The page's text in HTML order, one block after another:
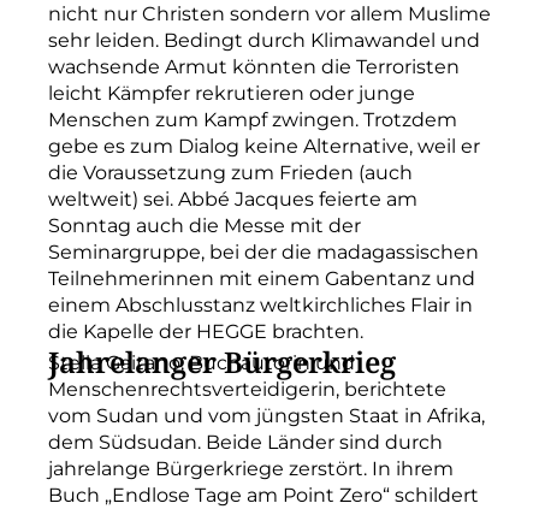
nicht nur Christen sondern vor allem Muslime
sehr leiden. Bedingt durch Klimawandel und
wachsende Armut könnten die Terroristen
leicht Kämpfer rekrutieren oder junge
Menschen zum Kampf zwingen. Trotzdem
gebe es zum Dialog keine Alternative, weil er
die Voraussetzung zum Frieden (auch
weltweit) sei. Abbé Jacques feierte am
Sonntag auch die Messe mit der
Seminargruppe, bei der die madagassischen
Teilnehmerinnen mit einem Gabentanz und
einem Abschlusstanz weltkirchliches Flair in
die Kapelle der HEGGE brachten.
Jahrelanger Bürgerkrieg
Stella Gaitano, Buchautorin und
Menschenrechtsverteidigerin, berichtete
vom Sudan und vom jüngsten Staat in Afrika,
dem Südsudan. Beide Länder sind durch
jahrelange Bürgerkriege zerstört. In ihrem
Buch „Endlose Tage am Point Zero“ schildert